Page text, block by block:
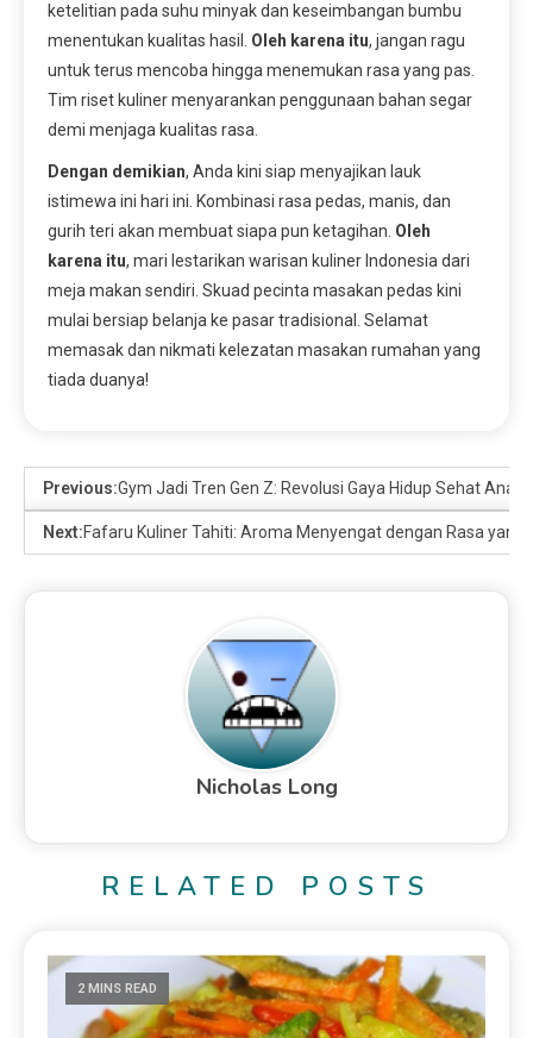
ketelitian pada suhu minyak dan keseimbangan bumbu
menentukan kualitas hasil. Oleh karena itu, jangan ragu
untuk terus mencoba hingga menemukan rasa yang pas.
Tim riset kuliner menyarankan penggunaan bahan segar
demi menjaga kualitas rasa.
Dengan demikian, Anda kini siap menyajikan lauk
istimewa ini hari ini. Kombinasi rasa pedas, manis, dan
gurih teri akan membuat siapa pun ketagihan. Oleh
karena itu, mari lestarikan warisan kuliner Indonesia dari
meja makan sendiri. Skuad pecinta masakan pedas kini
mulai bersiap belanja ke pasar tradisional. Selamat
memasak dan nikmati kelezatan masakan rumahan yang
tiada duanya!
Previous:Gym Jadi Tren Gen Z: Revolusi Gaya Hidup Sehat Anak
Next:Fafaru Kuliner Tahiti: Aroma Menyengat dengan Rasa yang
Nicholas Long
RELATED POSTS
2 MINS READ